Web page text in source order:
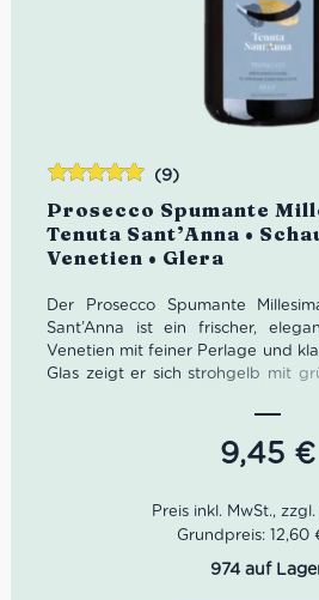
Prosecco Spumante
Tenuta Sant’Anna •
Venetien • Glera
(9)
Der Prosecco Spumante
Sant’Anna ist ein frischer,
Venetien mit feiner Perlage und
Glas zeigt er sich strohgelb mit
floralen Noten. Ein lebendiger
– perfekt als Aperitif, zu Antipasti,
und allen Momenten, die ein
Farbe: Strohgelb mit
Geschmack: frisch, fruchtig,
9,45 €
mit5.00von
5
Grundpreis: 12,60
974 auf